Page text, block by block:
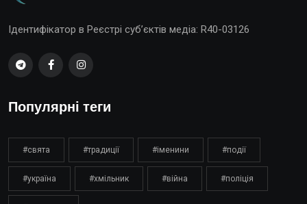
Ідентифікатор в Реєстрі суб’єктів медіа: R40-03126
Популярні теги
#свята #традиції #іменини #події
#україна #хмільник #війна #поліція